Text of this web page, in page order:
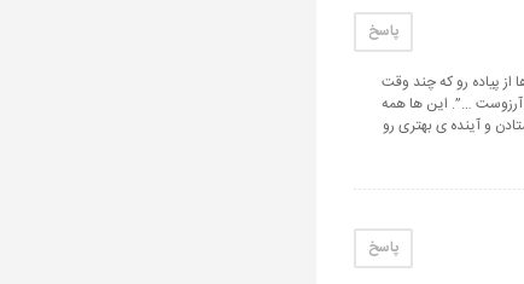
پاسخ
از پیاده رو که چند وقت
آرزوست …”. این ها همه
و آینده ی بهتری رو
پاسخ